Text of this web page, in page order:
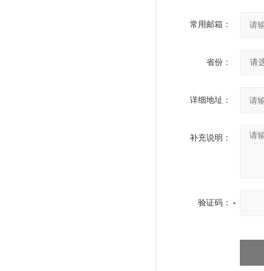
常用邮箱：
省份：
详细地址：
补充说明：
验证码：